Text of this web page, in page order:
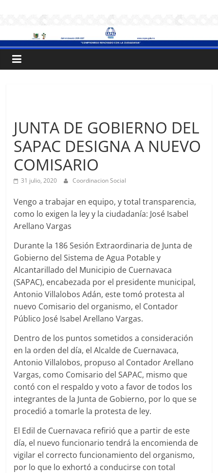
S
A
A
C
:.
Sistema
Agua
Potable
Alcantarillado
del
Municipio
de
Cuernavaca
JUNTA DE GOBIERNO DEL
SAPAC DESIGNA A NUEVO
COMISARIO
31 julio, 2020 Coordinacion Social
Vengo a trabajar en equipo, y total transparencia,
como lo exigen la ley y la ciudadanía: José Isabel
Arellano Vargas
Durante la 186 Sesión Extraordinaria de Junta de
Gobierno del Sistema de Agua Potable y
Alcantarillado del Municipio de Cuernavaca
(SAPAC), encabezada por el presidente municipal,
Antonio Villalobos Adán, este tomó protesta al
nuevo Comisario del organismo, el Contador
Público José Isabel Arellano Vargas.
Dentro de los puntos sometidos a consideración
en la orden del día, el Alcalde de Cuernavaca,
Antonio Villalobos, propuso al Contador Arellano
Vargas, como Comisario del SAPAC, mismo que
contó con el respaldo y voto a favor de todos los
integrantes de la Junta de Gobierno, por lo que se
procedió a tomarle la protesta de ley.
El Edil de Cuernavaca refirió que a partir de este
día, el nuevo funcionario tendrá la encomienda de
vigilar el correcto funcionamiento del organismo,
por lo que lo exhortó a conducirse con total